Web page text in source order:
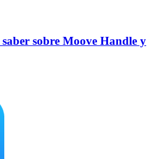
saber sobre Moove Handle y